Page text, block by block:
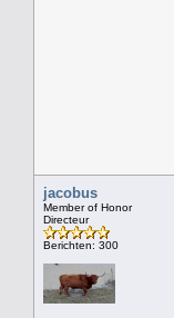
jacobus
Member of Honor
Directeur
Berichten: 300